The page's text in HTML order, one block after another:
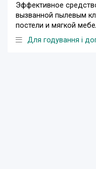
Эффективное
вызванной пылевым
постели и мягкой
Для годування і